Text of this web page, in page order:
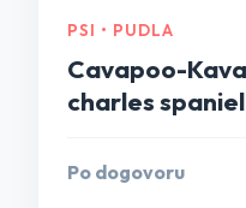
PSI • PUDLA
Cavapoo-
charles
Po dogovoru